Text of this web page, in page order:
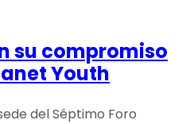
su compromiso
Youth
del Séptimo Foro